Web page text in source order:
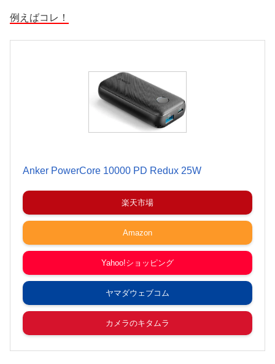
例えばコレ！
Anker PowerCore 10000 PD Redux 25W
楽天市場
Amazon
Yahoo!ショッピング
ヤマダウェブコム
カメラのキタムラ